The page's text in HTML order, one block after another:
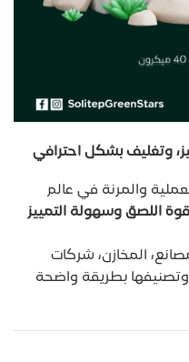
وتغليف بشكل احترافي
والمرنة في عالم
قوة اللصق وسهولة التمييز
المخازن، شركات
وتصنيفها بطريقة واضحة